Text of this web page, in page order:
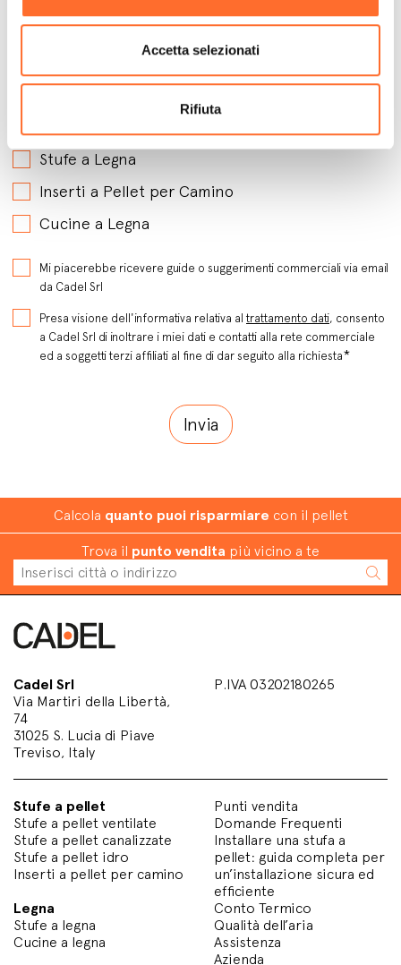
Accetta selezionati
Rifiuta
A che prodotti sei interessato?*
Stufe a Legna
Inserti a Pellet per Camino
Cucine a Legna
Mi piacerebbe ricevere guide o suggerimenti commerciali via email
da Cadel Srl
Presa visione dell'informativa relativa al trattamento dati, consento
a Cadel Srl di inoltrare i miei dati e contatti alla rete commerciale
ed a soggetti terzi affiliati al fine di dar seguito alla richiesta*
Calcola quanto puoi risparmiare con il pellet
Trova il punto vendita più vicino a te
Cadel Srl
Via Martiri della Libertà,
74
31025 S. Lucia di Piave
Treviso, Italy
P.IVA 03202180265
Stufe a pellet
Stufe a pellet ventilate
Stufe a pellet canalizzate
Stufe a pellet idro
Inserti a pellet per camino
Legna
Stufe a legna
Cucine a legna
Punti vendita
Domande Frequenti
Installare una stufa a
pellet: guida completa per
un’installazione sicura ed
efficiente
Conto Termico
Qualità dell’aria
Assistenza
Azienda